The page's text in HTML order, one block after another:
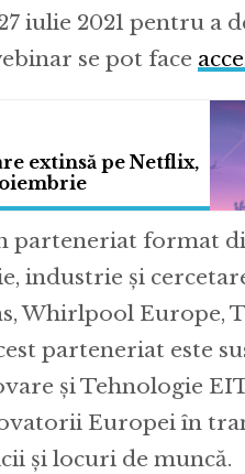
iulie 2021 pentru a
se pot face
extinsă pe Netflix,
parteneriat format
industrie și
Whirlpool Europe,
parteneriat este
și Tehnologie
Europei în
și locuri de muncă.